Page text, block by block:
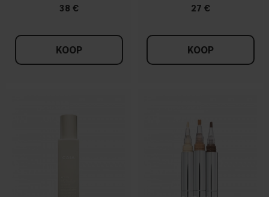
38 €
KOOP
27 €
KOOP